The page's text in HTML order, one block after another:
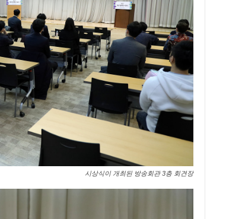
시상식이 개최된 방송회관 3층 회견장